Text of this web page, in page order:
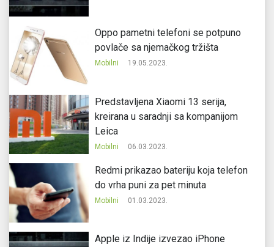
Oppo pametni telefoni se potpuno
povlače sa njemačkog tržišta
Mobilni 19.05.2023.
Predstavljena Xiaomi 13 serija,
kreirana u saradnji sa kompanijom
Leica
Mobilni 06.03.2023.
Redmi prikazao bateriju koja telefon
do vrha puni za pet minuta
Mobilni 01.03.2023.
Apple iz Indije izvezao iPhone